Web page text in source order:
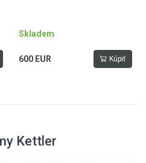
Skladem
600 EUR Kúpiť
Kettler